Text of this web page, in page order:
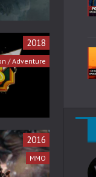
2018
/ Adventure
2016
MMO